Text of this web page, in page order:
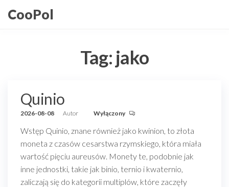
doCooPol
Tag: jako
Quinio
2026-08-08 Autor Wyłączony
Wstęp Quinio, znane również jako kwinion, to złota
moneta z czasów cesarstwa rzymskiego, która miała
wartość pięciu aureusów. Monety te, podobnie jak
inne jednostki, takie jak binio, ternio i kwaternio,
zaliczają się do kategorii multiplów, które zaczęły